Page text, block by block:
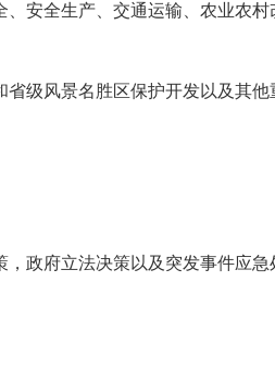
安全生产、交通运输、农业农村
级风景名胜区保护开发以及其他
政府立法决策以及突发事件应急